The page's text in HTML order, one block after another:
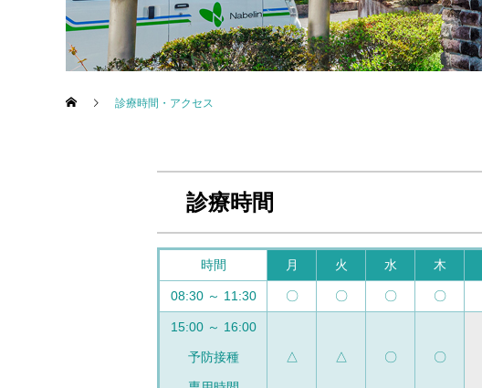
診療時間・アクセス
診療時間
時間 月 火 水 木
08:30 ～ 11:30 〇 〇 〇 〇
15:00 ～ 16:00
予防接種 △ △ 〇 〇